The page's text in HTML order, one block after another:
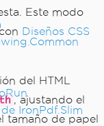
IronPdf.Slim
Este modo
Diseños CSS
del HTML
, ajustando el
tamaño de papel